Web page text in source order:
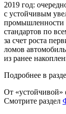
2019 год:
с устойчивым
промышленности
стандартов по
за счет роста
ломов
из ранее
Подробнее в
От «устойчивой»
Смотрите раздел